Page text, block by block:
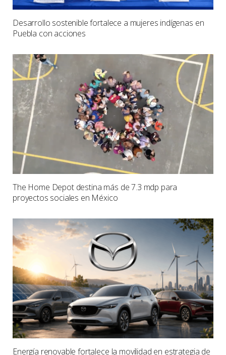
Desarrollo sostenible fortalece a mujeres indígenas en
Puebla con acciones
The Home Depot destina más de 7.3 mdp para
proyectos sociales en México
Energía renovable fortalece la movilidad en estrategia de